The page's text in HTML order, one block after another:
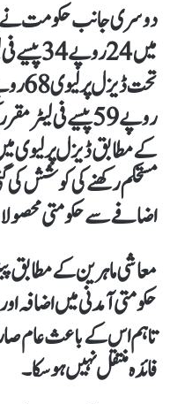
دوسری جانب حکومت نے
میں 24
روپے 59 پیسے فی
کے مطابق ڈیزل پر لیوی
مستحکم رکھنے کی کوشش کی
اضافے سے حکومتی
معاشی ماہرین کے مطابق
حکومتی آمدنی میں اضافہ
تاہم اس کے باعث عام
فائدہ منتقل نہیں ہو سکا۔